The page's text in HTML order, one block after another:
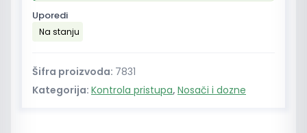
Uporedi
Na stanju
Šifra proizvoda: 7831
Kategorija: Kontrola pristupa, Nosači i dozne